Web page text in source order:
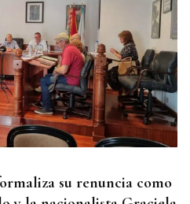
roza el podio del
de Ajedrez
su renuncia como